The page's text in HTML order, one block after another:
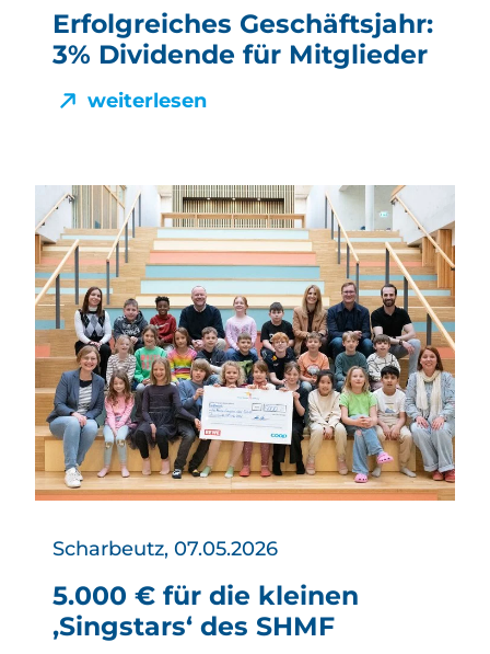
Erfolgreiches Geschäftsjahr:
3% Dividende für Mitglieder
weiterlesen
Scharbeutz, 07.05.2026
5.000 € für die kleinen
‚Singstars‘ des SHMF